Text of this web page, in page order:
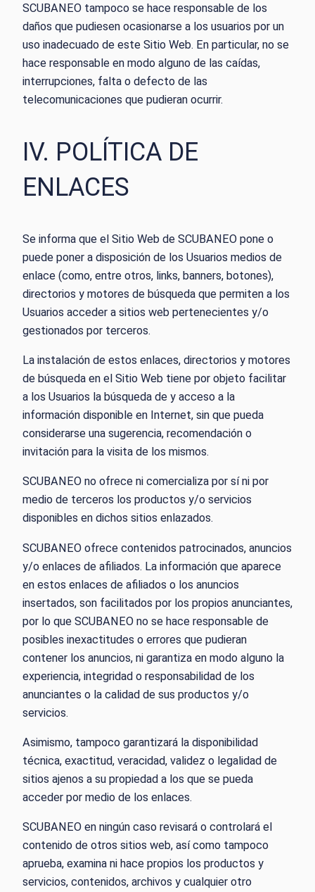
SCUBANEO tampoco se hace responsable de los
daños que pudiesen ocasionarse a los usuarios por un
uso inadecuado de este Sitio Web. En particular, no se
hace responsable en modo alguno de las caídas,
interrupciones, falta o defecto de las
telecomunicaciones que pudieran ocurrir.
IV. POLÍTICA DE
ENLACES
Se informa que el Sitio Web de SCUBANEO pone o
puede poner a disposición de los Usuarios medios de
enlace (como, entre otros, links, banners, botones),
directorios y motores de búsqueda que permiten a los
Usuarios acceder a sitios web pertenecientes y/o
gestionados por terceros.
La instalación de estos enlaces, directorios y motores
de búsqueda en el Sitio Web tiene por objeto facilitar
a los Usuarios la búsqueda de y acceso a la
información disponible en Internet, sin que pueda
considerarse una sugerencia, recomendación o
invitación para la visita de los mismos.
SCUBANEO no ofrece ni comercializa por sí ni por
medio de terceros los productos y/o servicios
disponibles en dichos sitios enlazados.
SCUBANEO ofrece contenidos patrocinados, anuncios
y/o enlaces de afiliados. La información que aparece
en estos enlaces de afiliados o los anuncios
insertados, son facilitados por los propios anunciantes,
por lo que SCUBANEO no se hace responsable de
posibles inexactitudes o errores que pudieran
contener los anuncios, ni garantiza en modo alguno la
experiencia, integridad o responsabilidad de los
anunciantes o la calidad de sus productos y/o
servicios.
Asimismo, tampoco garantizará la disponibilidad
técnica, exactitud, veracidad, validez o legalidad de
sitios ajenos a su propiedad a los que se pueda
acceder por medio de los enlaces.
SCUBANEO en ningún caso revisará o controlará el
contenido de otros sitios web, así como tampoco
aprueba, examina ni hace propios los productos y
servicios, contenidos, archivos y cualquier otro